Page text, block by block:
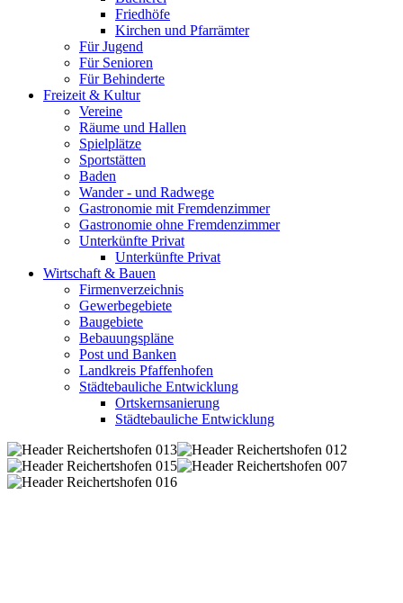
Friedhöfe
Kirchen und Pfarrämter
Für Jugend
Für Senioren
Für Behinderte
Freizeit & Kultur
Vereine
Räume und Hallen
Spielplätze
Sportstätten
Baden
Wander - und Radwege
Gastronomie mit Fremdenzimmer
Gastronomie ohne Fremdenzimmer
Unterkünfte Privat
Unterkünfte Privat
Wirtschaft & Bauen
Firmenverzeichnis
Gewerbegebiete
Baugebiete
Bebauungspläne
Post und Banken
Landkreis Pfaffenhofen
Städtebauliche Entwicklung
Ortskernsanierung
Städtebauliche Entwicklung